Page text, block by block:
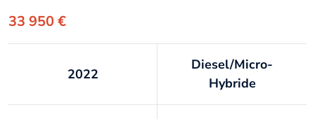
33 950 €
2022
Diesel/Micro-
Hybride